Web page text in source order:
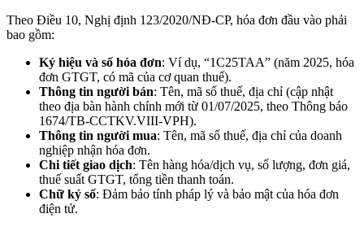
Theo Điều 10, Nghị định 123/2020/NĐ-CP, hóa đơn đầu vào phải
bao gồm:
Ký hiệu và số hóa đơn: Ví dụ, “1C25TAA” (năm 2025, hóa
đơn GTGT, có mã của cơ quan thuế).
Thông tin người bán: Tên, mã số thuế, địa chỉ (cập nhật
theo địa bàn hành chính mới từ 01/07/2025, theo Thông báo
1674/TB-CCTKV.VIII-VPH).
Thông tin người mua: Tên, mã số thuế, địa chỉ của doanh
nghiệp nhận hóa đơn.
Chi tiết giao dịch: Tên hàng hóa/dịch vụ, số lượng, đơn giá,
thuế suất GTGT, tổng tiền thanh toán.
Chữ ký số: Đảm bảo tính pháp lý và bảo mật của hóa đơn
điện tử.